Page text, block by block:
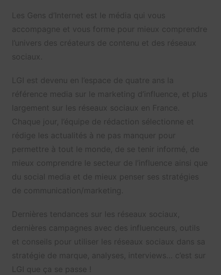
Les Gens d’Internet est le média qui vous
accompagne et vous forme pour mieux comprendre
l’univers des créateurs de contenu et des réseaux
sociaux.
LGI est devenu en l’espace de quatre ans la
référence media sur le marketing d’influence, et plus
largement sur les réseaux sociaux en France.
Chaque jour, l’équipe de rédaction sélectionne et
rédige les actualités à ne pas manquer pour
permettre à tout le monde, de se tenir informé, de
mieux comprendre le secteur de l’influence ainsi que
du social media et de mieux penser ses stratégies
de communication/marketing.
Dernières tendances sur les réseaux sociaux,
dernières campagnes avec des influenceurs, outils
et conseils pour utiliser les réseaux sociaux dans sa
stratégie de marque, analyses, interviews… c’est sur
LGI que ça se passe !